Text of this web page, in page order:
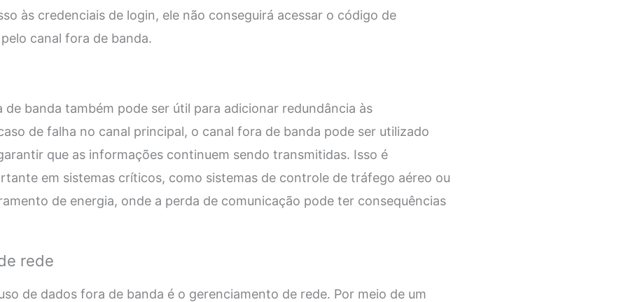
às credenciais de login, ele não conseguirá acessar o código de
canal fora de banda.
de banda também pode ser útil para adicionar redundância às
de falha no canal principal, o canal fora de banda pode ser utilizado
que as informações continuem sendo transmitidas. Isso é
em sistemas críticos, como sistemas de controle de tráfego aéreo ou
de energia, onde a perda de comunicação pode ter consequências
rede
de dados fora de banda é o gerenciamento de rede. Por meio de um